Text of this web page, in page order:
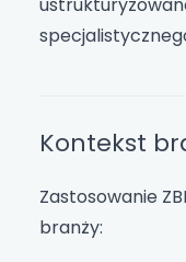
Kontekst
Zastosowanie
branży: